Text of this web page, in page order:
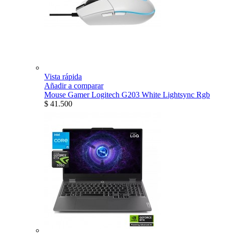
Vista rápida
Añadir a comparar
Mouse Gamer Logitech G203 White Lightsync Rgb
$ 41.500